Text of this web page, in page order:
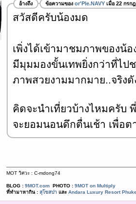
อ้างถึง ข้อความของ or'Ple.NAVYเมื่อ 22 กรก
สวัสดีครับน้องมด
เพิ่งได้เข้ามาชมภาพของน้อ
มีมุมมองขั้นเทพยิ่งกว่าที่ไป
ภาพสวยงามมากมาย..จริง
คิดจะนำเที่ยวบ้างไหมครั
จะยอมนอนดึกตื่นเช้า เพื่อ
MOT วิศวะ : C-mdong74
BLOG : 9MOT.comPHOTO : 9MOT on Multiply
ที่ทำมาหากิน : สุโขสปา และ Andara Luxury Resort